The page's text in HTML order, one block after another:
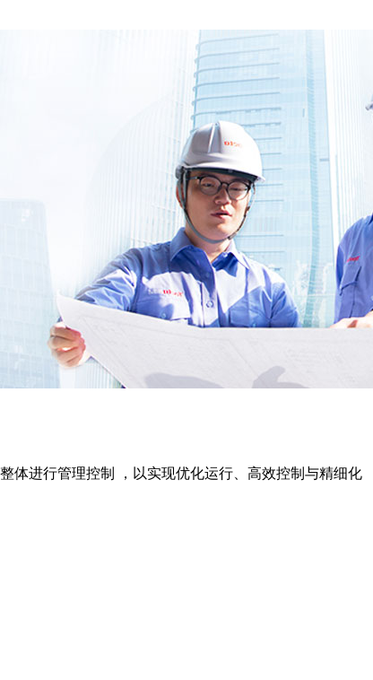
体进行管理控制 ，以实现优化运行、高效控制与精细化